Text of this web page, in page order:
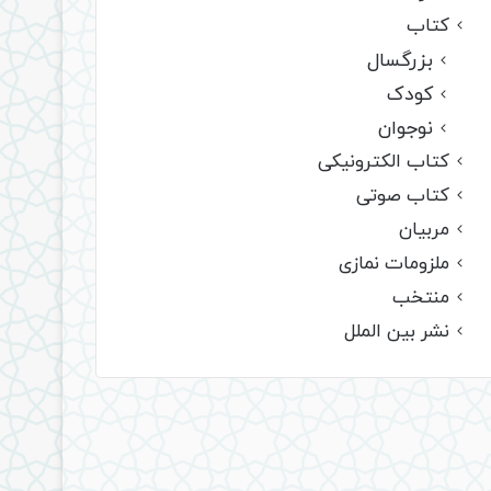
کتاب
بزرگسال
کودک
نوجوان
کتاب الکترونیکی
کتاب صوتی
مربیان
ملزومات نمازی
منتخب
نشر بین الملل